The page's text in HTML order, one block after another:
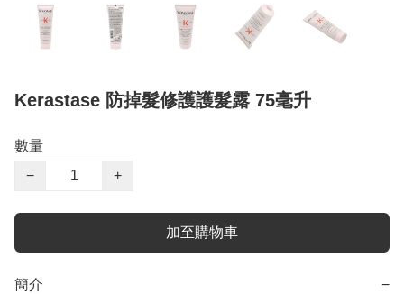
Kerastase 防掉髮修護護髮露 75毫升
數量
−
+
加至購物車
簡介 −